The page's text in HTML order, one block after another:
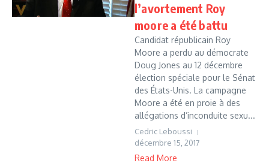
l’avortement Roy
moore a été battu
Candidat républicain Roy
Moore a perdu au démocrate
Doug Jones au 12 décembre
élection spéciale pour le Sénat
des États-Unis. La campagne
Moore a été en proie à des
allégations d’inconduite sexu...
Cedric Leboussi
décembre 15, 2017
Read More